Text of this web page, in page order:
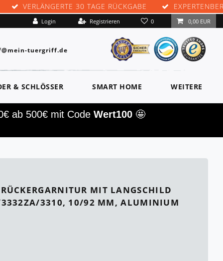
VERLÄNGERTE 30 TAGE RÜCKGABE
Login Registrieren 0 0,00 EUR
tuergriff.de
& SCHLÖSSER SMART HOME WEITERE
ab 500€ mit Code Wert100🤩
MIT LANGSCHILD
3332ZA/3310, 10/92 MM, ALUMINIUM